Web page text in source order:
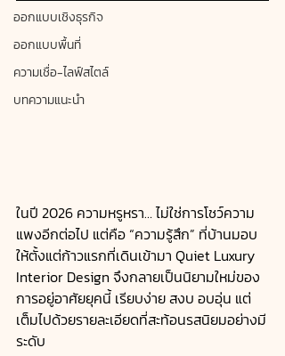
ออกแบบเชิงธุรกิจ
ออกแบบพื้นที่
ความเชื่อ-ไลฟ์สไตล์
บทความแนะนำ
ในปี 2026 ความหรูหรา… ไม่ใช่การโชว์ความ
แพงอีกต่อไป แต่คือ “ความรู้สึก” ที่บ้านมอบ
ให้ตั้งแต่ก้าวแรกที่เดินเข้ามา Quiet Luxury
Interior Design จึงกลายเป็นนิยามใหม่ของ
การอยู่อาศัยยุคนี้ เรียบง่าย สงบ อบอุ่น แต่
เต็มไปด้วยรายละเอียดที่สะท้อนรสนิยมอย่างมี
ระดับ